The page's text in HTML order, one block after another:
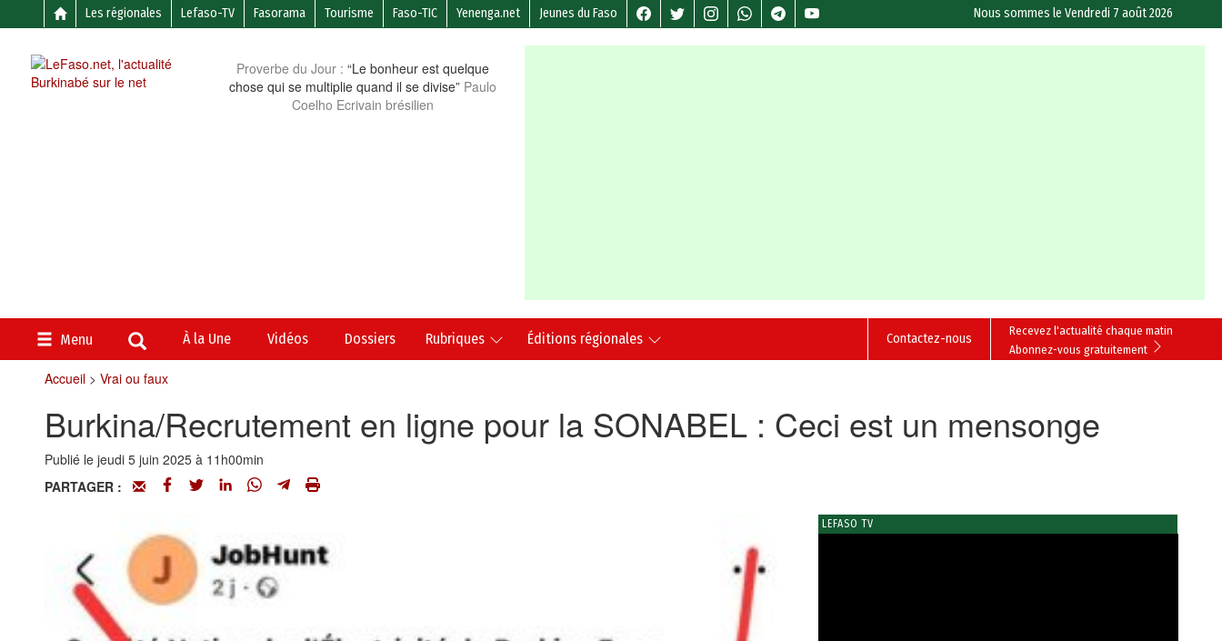
Les régionales Lefaso-TV Fasorama Tourisme Faso-TIC Yenenga.net Jeunes du Faso Nous sommes leVendredi 7 août 2026
Proverbe du Jour : “Le bonheur est quelque
chose qui se multiplie quand il se divise” Paulo
Coelho Ecrivain brésilien
Menu À la Une Vidéos Dossiers Rubriques Éditions régionales
Recevez l'actualité chaque matin
Abonnez-vous gratuitement
Contactez-nous
Accueil> Vrai ou faux
Burkina/Recrutement en ligne pour la SONABEL : Ceci est un mensonge
Publié le jeudi 5 juin 2025 à 11h00min
PARTAGER :
LEFASO TV